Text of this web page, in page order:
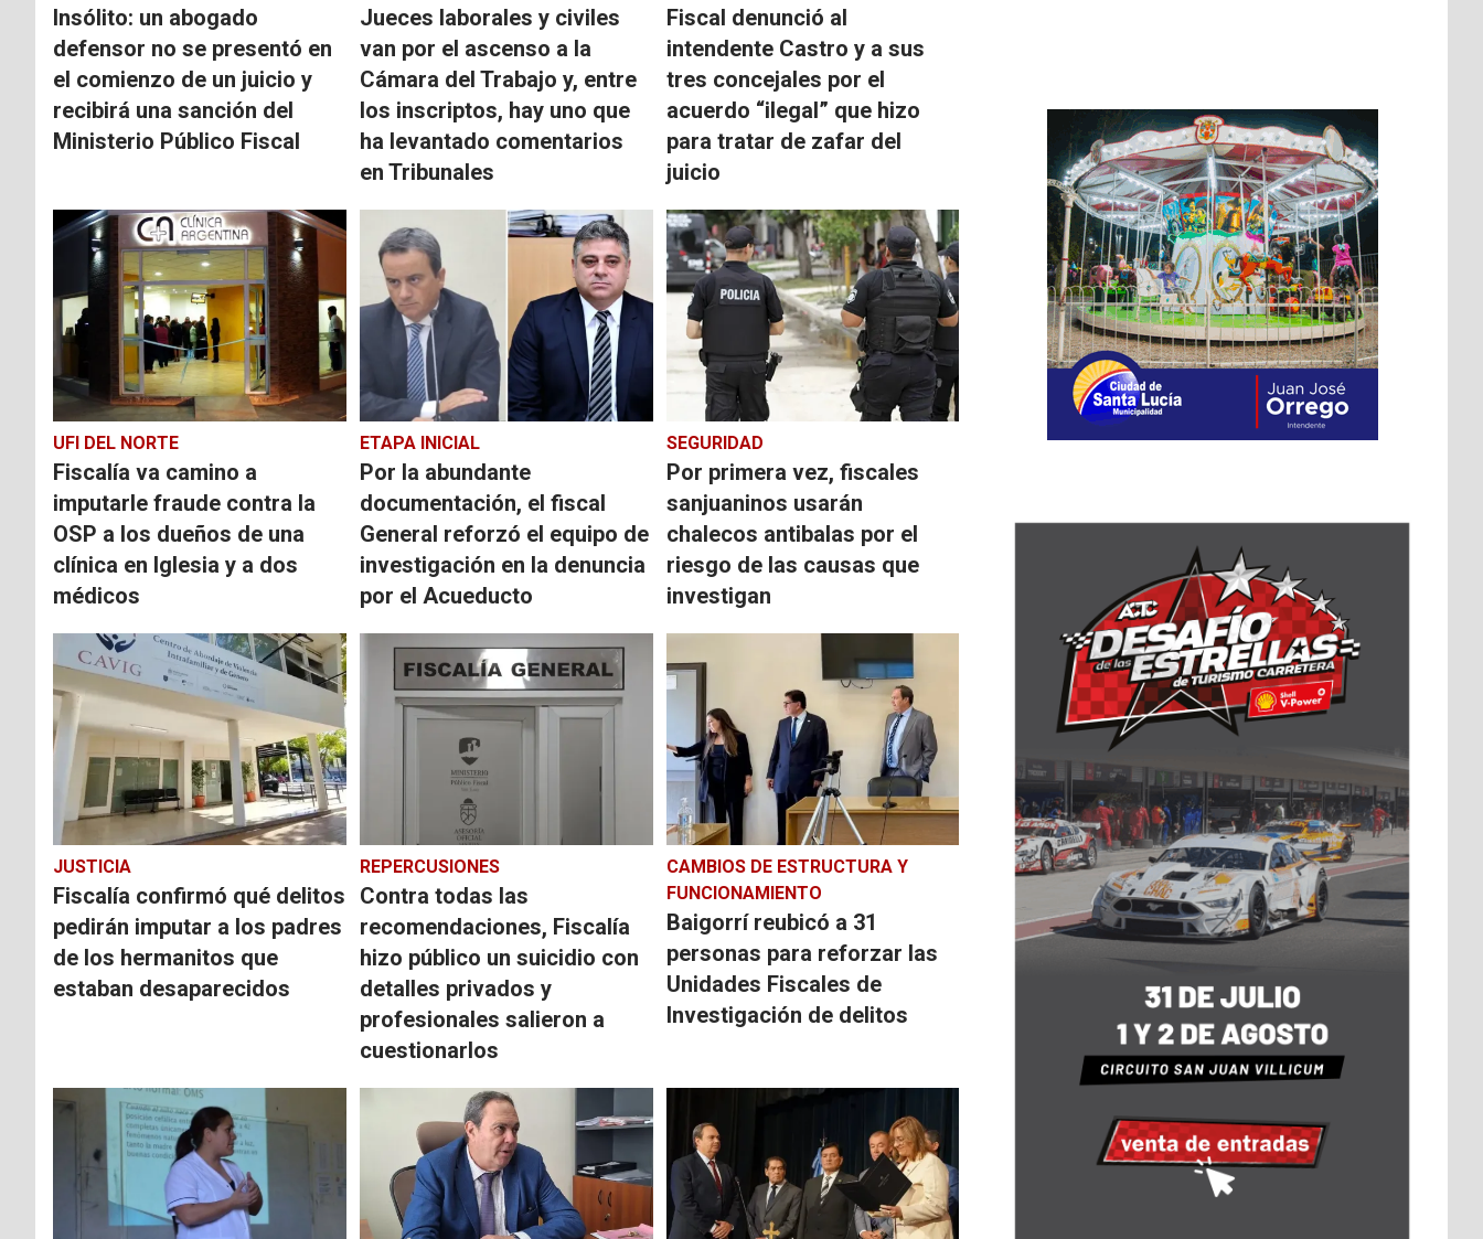
Insólito: un abogado
defensor no se presentó en
el comienzo de un juicio y
recibirá una sanción del
Ministerio Público Fiscal
Jueces laborales y civiles
van por el ascenso a la
Cámara del Trabajo y, entre
los inscriptos, hay uno que
ha levantado comentarios
en Tribunales
Fiscal denunció al
intendente Castro y a sus
tres concejales por el
acuerdo “ilegal” que hizo
para tratar de zafar del
juicio
UFI DEL NORTE
Fiscalía va camino a
imputarle fraude contra la
OSP a los dueños de una
clínica en Iglesia y a dos
médicos
ETAPA INICIAL
Por la abundante
documentación, el fiscal
General reforzó el equipo de
investigación en la denuncia
por el Acueducto
SEGURIDAD
Por primera vez, fiscales
sanjuaninos usarán
chalecos antibalas por el
riesgo de las causas que
investigan
JUSTICIA
Fiscalía confirmó qué delitos
pedirán imputar a los padres
de los hermanitos que
estaban desaparecidos
REPERCUSIONES
Contra todas las
recomendaciones, Fiscalía
hizo público un suicidio con
detalles privados y
profesionales salieron a
cuestionarlos
CAMBIOS DE ESTRUCTURA Y
FUNCIONAMIENTO
Baigorrí reubicó a 31
personas para reforzar las
Unidades Fiscales de
Investigación de delitos